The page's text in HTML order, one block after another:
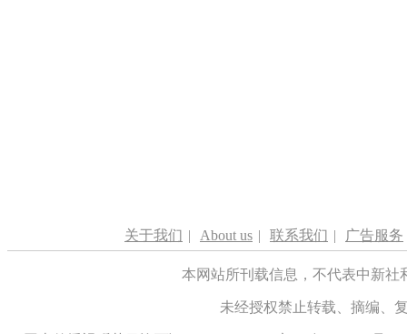
关于我们 | About us | 联系我们 | 广告服务
本网站所刊载信息，不代表中新
未经授权禁止转载、摘编、